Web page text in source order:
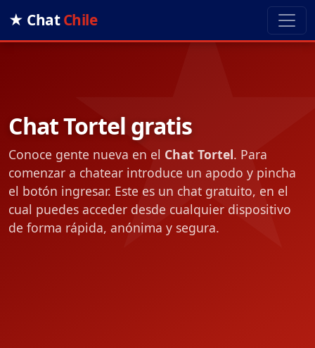
★ ChatChile
Chat Tortel gratis
Conoce gente nueva en el Chat Tortel. Para
comenzar a chatear introduce un apodo y pincha
el botón ingresar. Este es un chat gratuito, en el
cual puedes acceder desde cualquier dispositivo
de forma rápida, anónima y segura.